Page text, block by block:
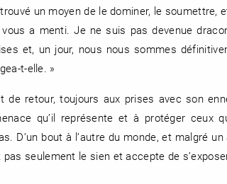
un moyen de le dominer, le soumettre,
a menti. Je ne suis pas devenue
et, un jour, nous nous sommes
t-elle. »
de retour, toujours aux prises avec son
qu’il représente et à protéger ceux
D’un bout à l’autre du monde, et malgré
seulement le sien et accepte de